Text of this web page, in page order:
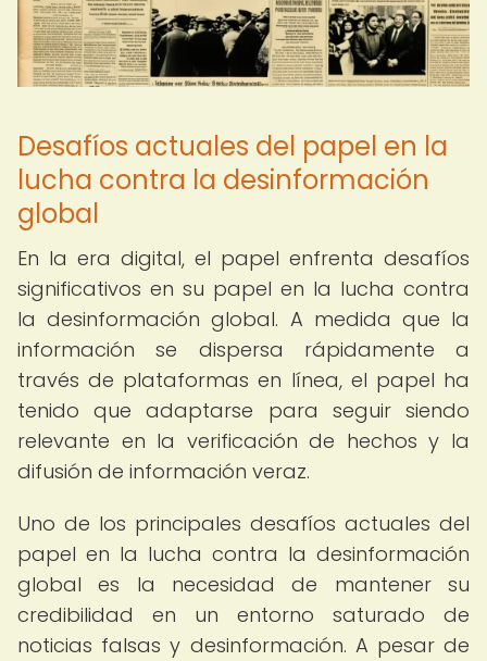
Desafíos actuales del papel en la
lucha contra la desinformación
global
En la era digital, el papel enfrenta desafíos
significativos en su papel en la lucha contra
la desinformación global. A medida que la
información se dispersa rápidamente a
través de plataformas en línea, el papel ha
tenido que adaptarse para seguir siendo
relevante en la verificación de hechos y la
difusión de información veraz.
Uno de los principales desafíos actuales del
papel en la lucha contra la desinformación
global es la necesidad de mantener su
credibilidad en un entorno saturado de
noticias falsas y desinformación. A pesar de